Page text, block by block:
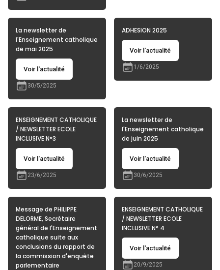
La newsletter de
l'Enseignement catholique
de mai 2025
Voir l'actualité
30/5/2025
ADHESION 2025
Voir l'actualité
1/6/2025
ENSEIGNEMENT CATHOLIQUE
/ NEWSLETTER ECOLE
INCLUSIVE N°3
Voir l'actualité
23/6/2025
La newsletter de
l'Enseignement catholique
de juin 2025
Voir l'actualité
30/6/2025
Message de PHILIPPE
DELORME, Secrétaire
général de l'Enseignement
catholique suite aux
conclusions du rapport de
la commission d'enquête
parlementaire
ENSEIGNEMENT CATHOLIQUE
/ NEWSLETTER ECOLE
INCLUSIVE N° 4
Voir l'actualité
20/9/2025